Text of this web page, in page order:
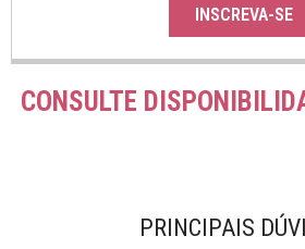
INSCREVA-SE
CONSULTE
PRINCIPAIS